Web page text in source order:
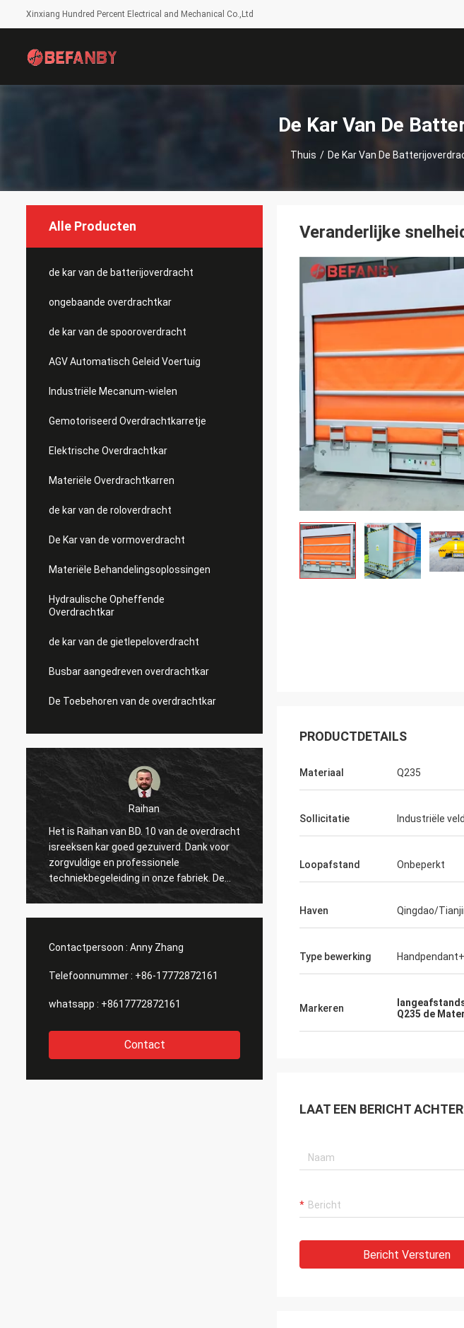
Xinxiang Hundred Percent Electrical and Mechanical Co.,Ltd
De Kar Van De
Thuis / De Kar Van De
Alle Producten
de kar van de batterijoverdracht
ongebaande overdrachtkar
de kar van de spooroverdracht
AGV Automatisch Geleid Voertuig
Industriële Mecanum-wielen
Gemotoriseerd Overdrachtkarretje
Elektrische Overdrachtkar
Materiële Overdrachtkarren
de kar van de roloverdracht
De Kar van de vormoverdracht
Materiële Behandelingsoplossingen
Hydraulische Opheffende
Overdrachtkar
de kar van de gietlepeloverdracht
Busbar aangedreven overdrachtkar
De Toebehoren van de overdrachtkar
Raihan
Het is Raihan van BD. 10 van de overdracht
isreeksen kar goed gezuiverd. Dank voor
zorgvuldige en professionele
techniekbegeleiding in onze fabriek. De
hoop alles kan gaat goed en denkt aan
tweemaal te bezoeken, bewoog de
het punt is gewerkt in onze fabriek
Contactpersoon : Anny Zhang
Telefoonnummer : +86-17772872161
whatsapp : +8617772872161
Contact
Veranderlijke
PRODUCTDETAILS
Materiaal Q235
Sollicitatie Industriële veld
Loopafstand Onbeperkt
Haven Qingdao/
Type bewerking
Markeren
Q235 de
LAAT EEN BERICHT ACHTER
Bericht Versturen